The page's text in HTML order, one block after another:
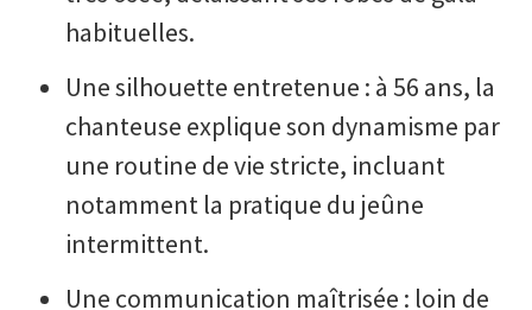
habituelles.
Une silhouette entretenue : à 56 ans, la
chanteuse explique son dynamisme par
une routine de vie stricte, incluant
notamment la pratique du jeûne
intermittent.
Une communication maîtrisée : loin de